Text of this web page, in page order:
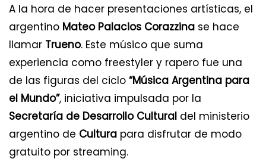
A la hora de hacer presentaciones artísticas, el
argentino Mateo Palacios Corazzina se hace
llamar Trueno. Este músico que suma
experiencia como freestyler y rapero fue una
de las figuras del ciclo “Música Argentina para
el Mundo”, iniciativa impulsada por la
Secretaría de Desarrollo Cultural del ministerio
argentino de Cultura para disfrutar de modo
gratuito por streaming.